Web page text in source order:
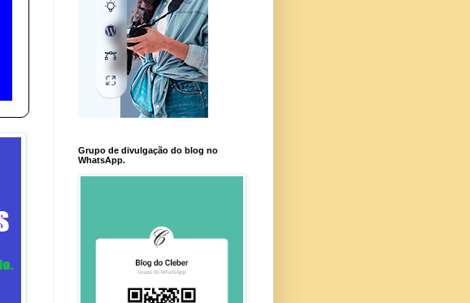
Grupo de divulgação do blog no
WhatsApp.